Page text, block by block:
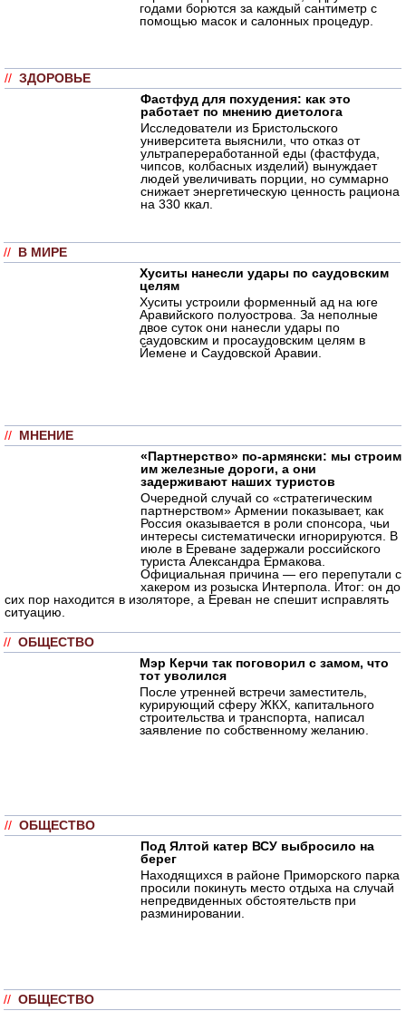
годами борются за каждый сантиметр с
помощью масок и салонных процедур.
// ЗДОРОВЬЕ
Фастфуд для похудения: как это
работает по мнению диетолога
Исследователи из Бристольского
университета выяснили, что отказ от
ультрапереработанной еды (фастфуда,
чипсов, колбасных изделий) вынуждает
людей увеличивать порции, но суммарно
снижает энергетическую ценность рациона
на 330 ккал.
// В МИРЕ
Хуситы нанесли удары по саудовским
целям
Хуситы устроили форменный ад на юге
Аравийского полуострова. За неполные
двое суток они нанесли удары по
саудовским и просаудовским целям в
Йемене и Саудовской Аравии.
// МНЕНИЕ
«Партнерство» по-армянски: мы строим
им железные дороги, а они
задерживают наших туристов
Очередной случай со «стратегическим
партнерством» Армении показывает, как
Россия оказывается в роли спонсора, чьи
интересы систематически игнорируются. В
июле в Ереване задержали российского
туриста Александра Ермакова.
Официальная причина — его перепутали с
хакером из розыска Интерпола. Итог: он до
сих пор находится в изоляторе, а Ереван не спешит исправлять
ситуацию.
// ОБЩЕСТВО
Мэр Керчи так поговорил с замом, что
тот уволился
После утренней встречи заместитель,
курирующий сферу ЖКХ, капитального
строительства и транспорта, написал
заявление по собственному желанию.
// ОБЩЕСТВО
Под Ялтой катер ВСУ выбросило на
берег
Находящихся в районе Приморского парка
просили покинуть место отдыха на случай
непредвиденных обстоятельств при
разминировании.
// ОБЩЕСТВО